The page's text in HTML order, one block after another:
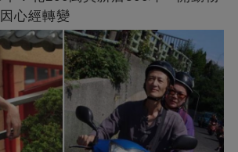
心經轉變